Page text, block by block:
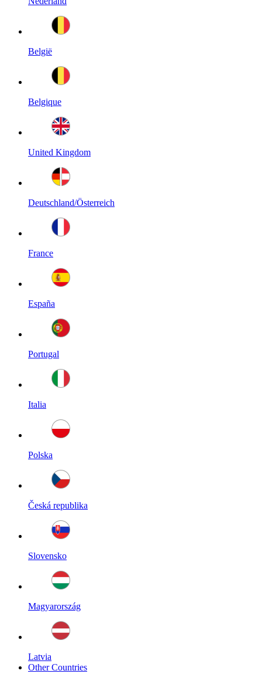
België
Belgique
United Kingdom
Deutschland/Österreich
France
España
Portugal
Italia
Polska
Česká republika
Slovensko
Magyarország
Latvia
Other Countries